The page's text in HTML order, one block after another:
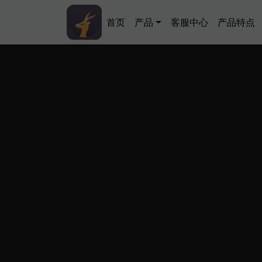
Main navigation
首页 产品 客服中心 产品特点